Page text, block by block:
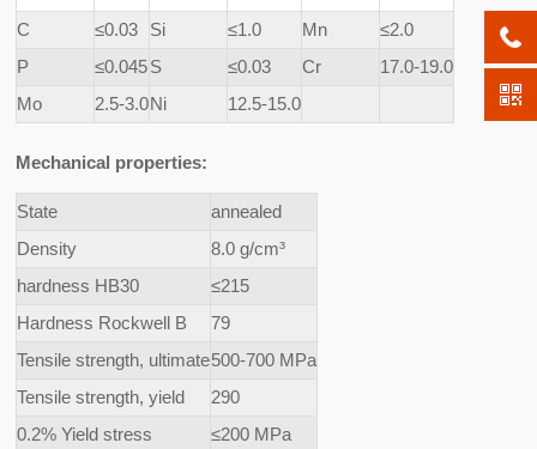
C ≤0.03 Si ≤1.0 Mn
≤2.0
P
≤0.045S ≤0.03 Cr
17.0-19.0
Mo
2.5-3.0Ni 12.5-15.0
Mechanical properties:
State
annealed
Density
8.0 g/cm³
hardness HB30
≤215
Hardness Rockwell B
79
Tensile strength, ultimate500-700 MPa
Tensile strength, yield
290
0.2% Yield stress
≤200 MPa